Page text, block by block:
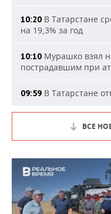
10:20 В Татарстане
на 19,3% за год
10:10 Мурашко взял
пострадавшим при
09:59 В Татарстане
ВСЕ